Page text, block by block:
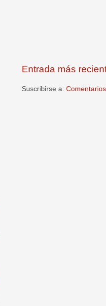
Entrada más
Suscribirse a: